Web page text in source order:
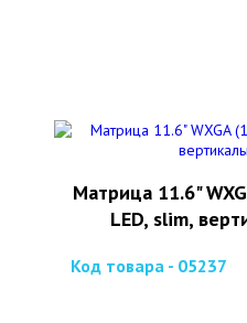
Матрица 11.6"
LED, slim,
Код товара - 05237